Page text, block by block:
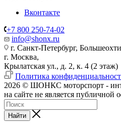
Вконтакте
+7 800 250-74-02
info@shonx.ru
г. Санкт-Петербург,
г. Москва,
Крылатская ул., д. 2, к. 4 (2 этаж)
Политика
2026 © ШОНКС моторспорт -
на сайте не является публичной
Найти